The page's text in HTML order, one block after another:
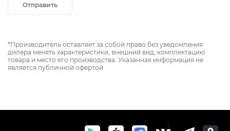
Отправить
*Производитель оставляет за собой право без уведомления
дилера менять характеристики, внешний вид, комплектацию
товара и место его производства. Указанная информация не
является публичной офертой